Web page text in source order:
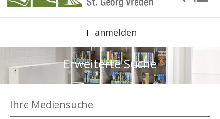
anmelden
Erweiterte Suche
Ihre Mediensuche